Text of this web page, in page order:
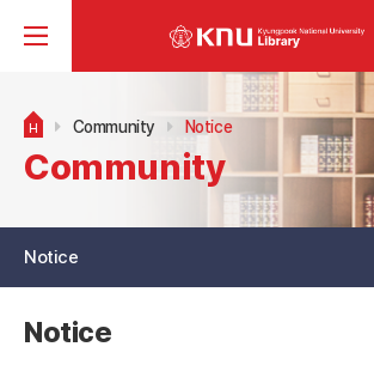
H Community Notice
Community
Notice
Notice